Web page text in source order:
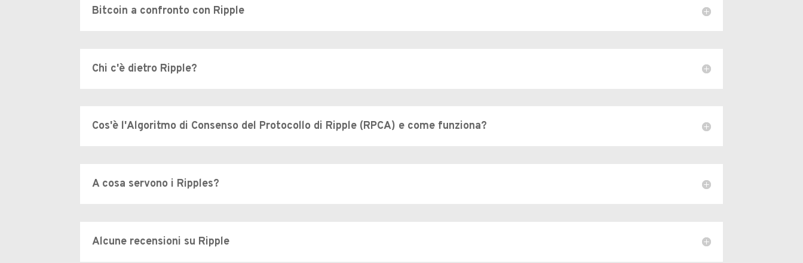
Bitcoin a confronto con Ripple
Chi c'è dietro Ripple?
Cos'è l'Algoritmo di Consenso del Protocollo di Ripple (RPCA) e come funziona?
A cosa servono i Ripples?
Alcune recensioni su Ripple